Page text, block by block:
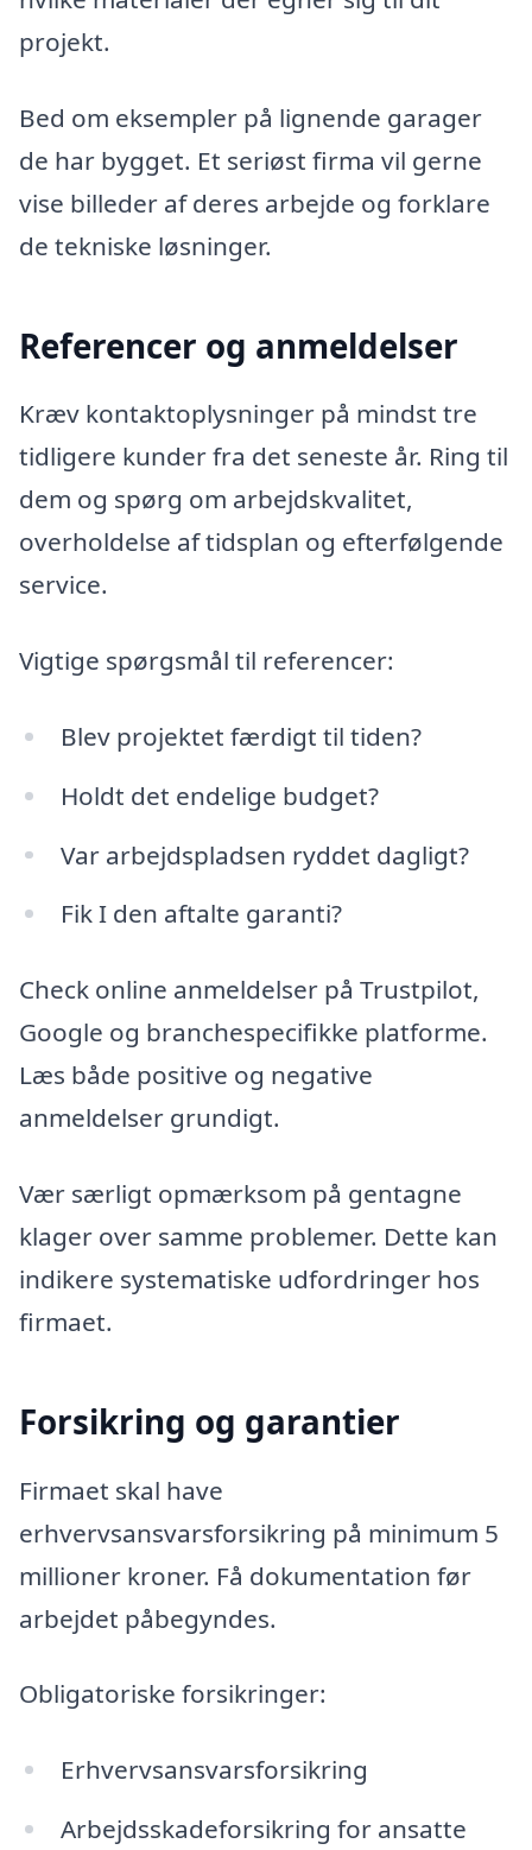
projekt.
Bed om eksempler på lignende garager
de har bygget. Et seriøst firma vil gerne
vise billeder af deres arbejde og forklare
de tekniske løsninger.
Referencer og anmeldelser
Kræv kontaktoplysninger på mindst tre
tidligere kunder fra det seneste år. Ring til
dem og spørg om arbejdskvalitet,
overholdelse af tidsplan og efterfølgende
service.
Vigtige spørgsmål til referencer:
Blev projektet færdigt til tiden?
Holdt det endelige budget?
Var arbejdspladsen ryddet dagligt?
Fik I den aftalte garanti?
Check online anmeldelser på Trustpilot,
Google og branchespecifikke platforme.
Læs både positive og negative
anmeldelser grundigt.
Vær særligt opmærksom på gentagne
klager over samme problemer. Dette kan
indikere systematiske udfordringer hos
firmaet.
Forsikring og garantier
Firmaet skal have
erhvervsansvarsforsikring på minimum 5
millioner kroner. Få dokumentation før
arbejdet påbegyndes.
Obligatoriske forsikringer:
Erhvervsansvarsforsikring
Arbejdsskadeforsikring for ansatte